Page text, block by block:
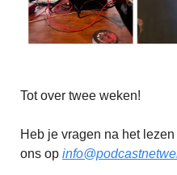
Tot over twee weken!
Heb je vragen na het
ons op